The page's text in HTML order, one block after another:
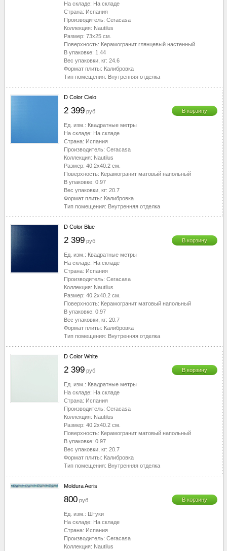
На складе: На складе
Страна: Испания
Производитель: Ceracasa
Коллекция: Nautilus
Размер: 73x25 см.
Поверхность: Керамогранит глянцевый настенный
В упаковке: 1.44
Вес упаковки, кг: 24.6
Формат плиты: Калибровка
Тип помещения: Внутренняя отделка
D Color Cielo
2 399 руб В корзину
Ед. изм.: Квадратные метры
На складе: На складе
Страна: Испания
Производитель: Ceracasa
Коллекция: Nautilus
Размер: 40.2x40.2 см.
Поверхность: Керамогранит матовый напольный
В упаковке: 0.97
Вес упаковки, кг: 20.7
Формат плиты: Калибровка
Тип помещения: Внутренняя отделка
D Color Blue
2 399 руб В корзину
Ед. изм.: Квадратные метры
На складе: На складе
Страна: Испания
Производитель: Ceracasa
Коллекция: Nautilus
Размер: 40.2x40.2 см.
Поверхность: Керамогранит матовый напольный
В упаковке: 0.97
Вес упаковки, кг: 20.7
Формат плиты: Калибровка
Тип помещения: Внутренняя отделка
D Color White
2 399 руб В корзину
Ед. изм.: Квадратные метры
На складе: На складе
Страна: Испания
Производитель: Ceracasa
Коллекция: Nautilus
Размер: 40.2x40.2 см.
Поверхность: Керамогранит матовый напольный
В упаковке: 0.97
Вес упаковки, кг: 20.7
Формат плиты: Калибровка
Тип помещения: Внутренняя отделка
Moldura Aeris
800 руб В корзину
Ед. изм.: Штуки
На складе: На складе
Страна: Испания
Производитель: Ceracasa
Коллекция: Nautilus